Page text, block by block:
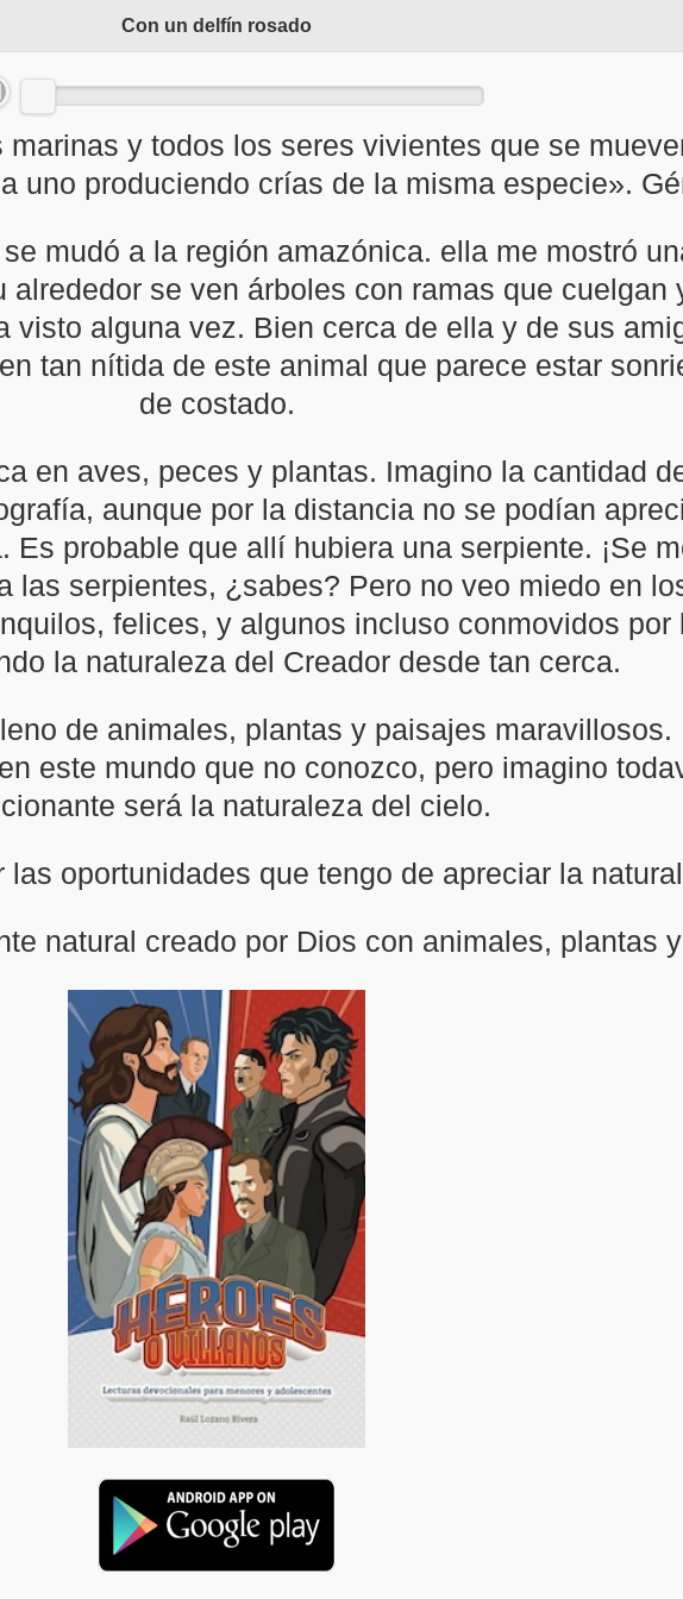
Con un delfín rosado
y todos los seres vivientes que se
uno produciendo crías de la misma especie».
mudó a la región amazónica. ella me mostró
alrededor se ven árboles con ramas que cuelgan
visto alguna vez. Bien cerca de ella y de sus
tan nítida de este animal que parece estar
de costado.
en aves, peces y plantas. Imagino la cantidad
aunque por la distancia no se podían
probable que allí hubiera una serpiente. ¡Se
las serpientes, ¿sabes? Pero no veo miedo en
felices, y algunos incluso conmovidos por
la naturaleza del Creador desde tan cerca.
de animales, plantas y paisajes
este mundo que no conozco, pero imagino
será la naturaleza del cielo.
oportunidades que tengo de apreciar la
natural creado por Dios con animales, plantas